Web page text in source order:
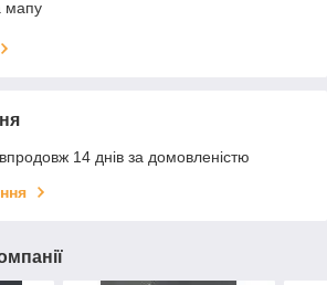
мапу
14 днів за домовленістю